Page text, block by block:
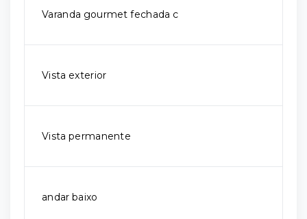
Varanda gourmet fechada c
Vista exterior
Vista permanente
andar baixo